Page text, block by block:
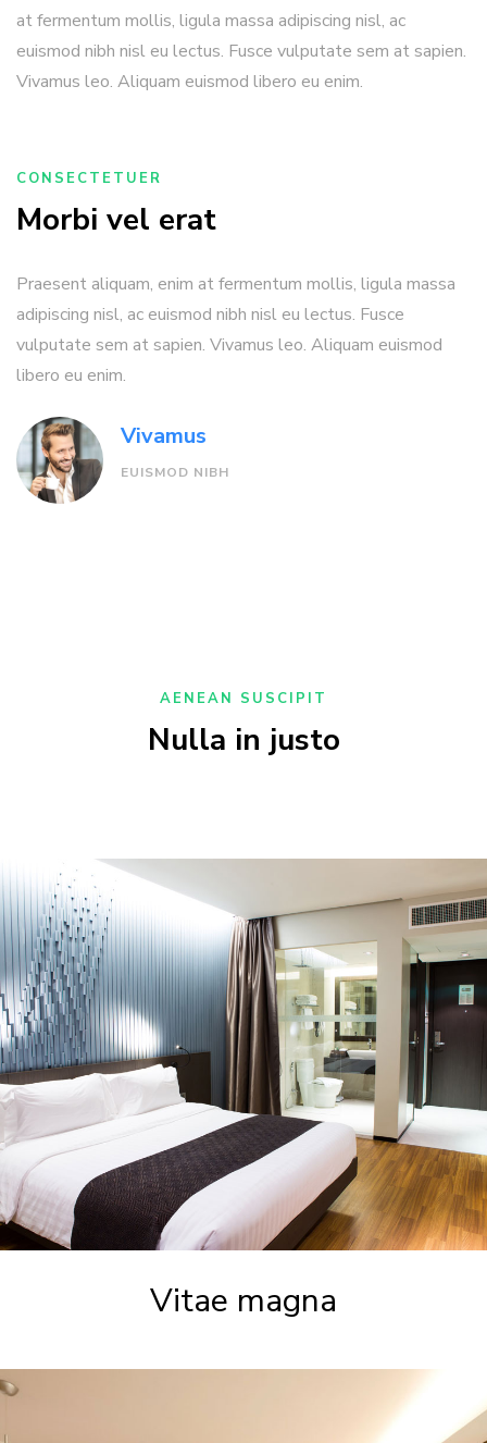
at fermentum mollis, ligula massa adipiscing nisl, ac
euismod nibh nisl eu lectus. Fusce vulputate sem at sapien.
Vivamus leo. Aliquam euismod libero eu enim.
CONSECTETUER
Morbi vel erat
Praesent aliquam, enim at fermentum mollis, ligula massa
adipiscing nisl, ac euismod nibh nisl eu lectus. Fusce
vulputate sem at sapien. Vivamus leo. Aliquam euismod
libero eu enim.
Vivamus
EUISMOD NIBH
AENEAN SUSCIPIT
Nulla in justo
Vitae magna